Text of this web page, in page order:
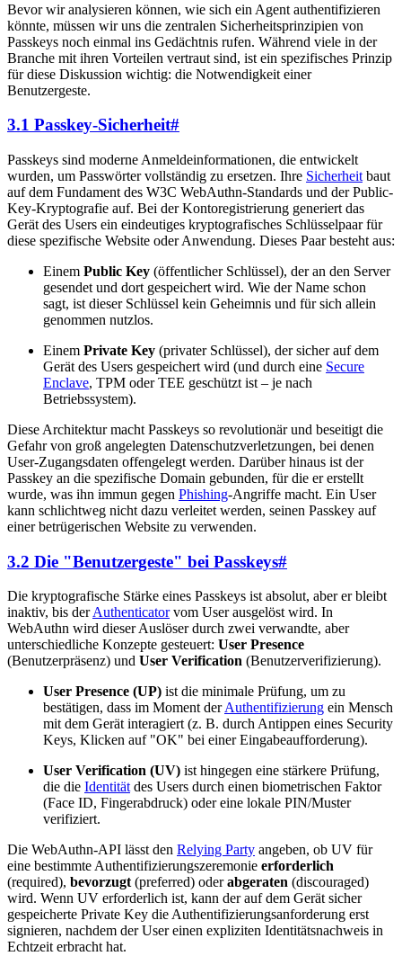
Bevor wir analysieren können, wie sich ein Agent authentifizieren
könnte, müssen wir uns die zentralen Sicherheitsprinzipien von
Passkeys noch einmal ins Gedächtnis rufen. Während viele in der
Branche mit ihren Vorteilen vertraut sind, ist ein spezifisches Prinzip
für diese Diskussion wichtig: die Notwendigkeit einer
Benutzergeste.
3.1 Passkey-Sicherheit#
Passkeys sind moderne Anmeldeinformationen, die entwickelt
wurden, um Passwörter vollständig zu ersetzen. Ihre Sicherheit baut
auf dem Fundament des W3C WebAuthn-Standards und der Public-
Key-Kryptografie auf. Bei der Kontoregistrierung generiert das
Gerät des Users ein eindeutiges kryptografisches Schlüsselpaar für
diese spezifische Website oder Anwendung. Dieses Paar besteht aus:
Einem Public Key (öffentlicher Schlüssel), der an den Server
gesendet und dort gespeichert wird. Wie der Name schon
sagt, ist dieser Schlüssel kein Geheimnis und für sich allein
genommen nutzlos.
Einem Private Key (privater Schlüssel), der sicher auf dem
Gerät des Users gespeichert wird (und durch eine Secure
Enclave, TPM oder TEE geschützt ist – je nach
Betriebssystem).
Diese Architektur macht Passkeys so revolutionär und beseitigt die
Gefahr von groß angelegten Datenschutzverletzungen, bei denen
User-Zugangsdaten offengelegt werden. Darüber hinaus ist der
Passkey an die spezifische Domain gebunden, für die er erstellt
wurde, was ihn immun gegen Phishing-Angriffe macht. Ein User
kann schlichtweg nicht dazu verleitet werden, seinen Passkey auf
einer betrügerischen Website zu verwenden.
3.2 Die "Benutzergeste" bei Passkeys#
Die kryptografische Stärke eines Passkeys ist absolut, aber er bleibt
inaktiv, bis derAuthenticatorvom User ausgelöst wird. In
WebAuthn wird dieser Auslöser durch zwei verwandte, aber
unterschiedliche Konzepte gesteuert: User Presence
(Benutzerpräsenz) und User Verification (Benutzerverifizierung).
User Presence (UP) ist die minimale Prüfung, um zu
bestätigen, dass im Moment derAuthentifizierung ein Mensch
mit dem Gerät interagiert (z. B. durch Antippen eines Security
Keys, Klicken auf "OK" bei einer Eingabeaufforderung).
User Verification (UV) ist hingegen eine stärkere Prüfung,
die die Identitätdes Users durch einen biometrischen Faktor
(Face ID, Fingerabdruck) oder eine lokale PIN/Muster
verifiziert.
Die WebAuthn-API lässt den Relying Party angeben, ob UV für
eine bestimmte Authentifizierungszeremonie erforderlich
(required), bevorzugt(preferred) oderabgeraten (discouraged)
wird. Wenn UV erforderlich ist, kann der auf dem Gerät sicher
gespeicherte Private Key die Authentifizierungsanforderung erst
signieren, nachdem der User einen expliziten Identitätsnachweis in
Echtzeit erbracht hat.